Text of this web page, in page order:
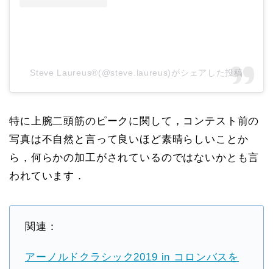
Steve Laureus®️(@steve.laureus)がシェアした投稿
特に上腕二頭筋のピークに関して，コンテスト前の
写真は不自然と言って良いほど素晴らしいことか
ら，何らかの加工がされているのではないかとも言
われています．
関連：
アーノルドクラシック2019 in コロンバスを